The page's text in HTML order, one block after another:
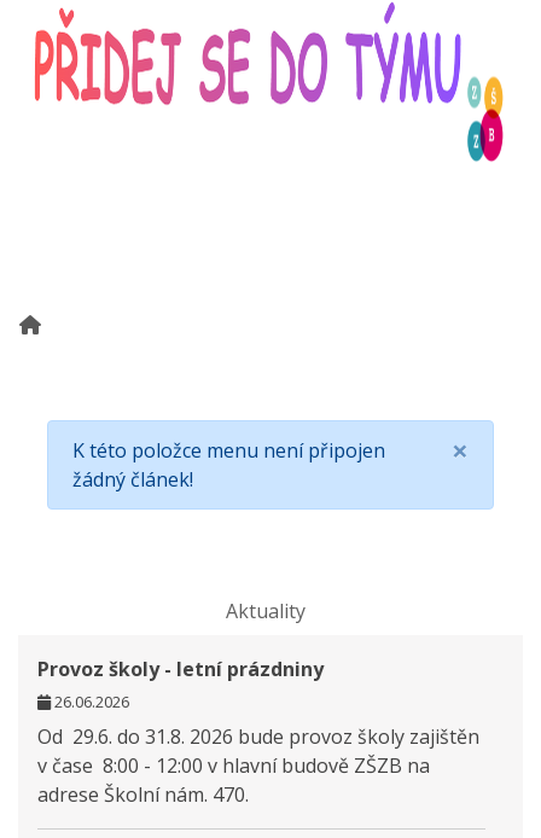
×
K této položce menu není připojen
žádný článek!
Aktuality
Provoz školy - letní prázdniny
26.06.2026
Od 29.6. do 31.8. 2026 bude provoz školy zajištěn
v čase 8:00 - 12:00 v hlavní budově ZŠZB na
adrese Školní nám. 470.